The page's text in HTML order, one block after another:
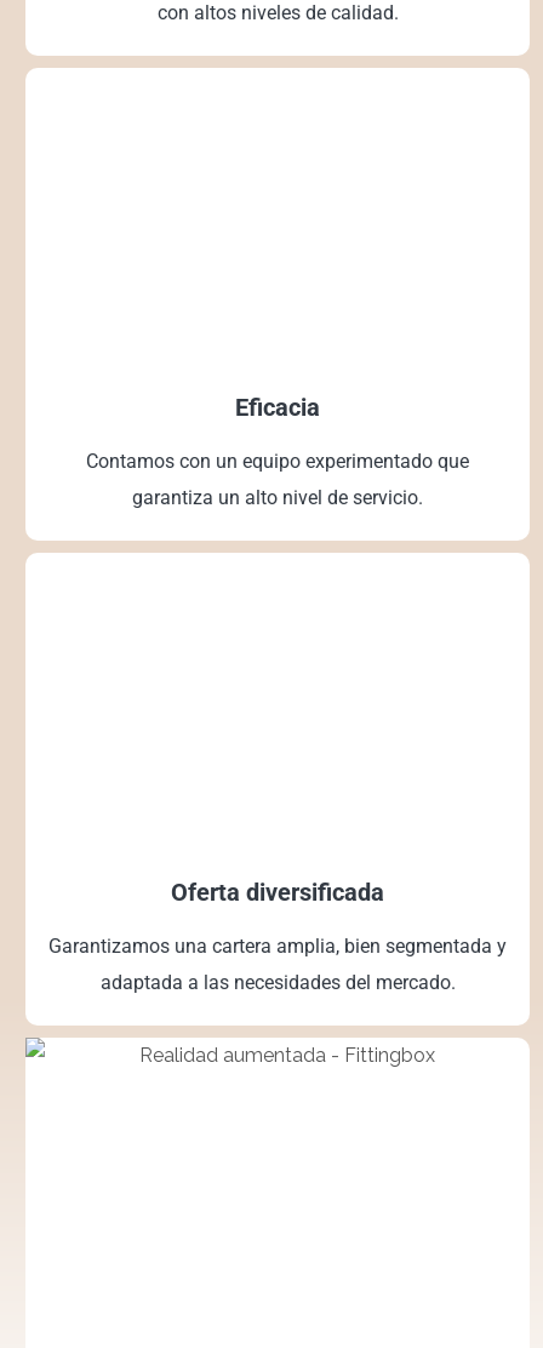
con altos niveles de calidad.
Eficacia
Contamos con un equipo experimentado que
garantiza un alto nivel de servicio.
Oferta diversificada
Garantizamos una cartera amplia, bien segmentada y
adaptada a las necesidades del mercado.